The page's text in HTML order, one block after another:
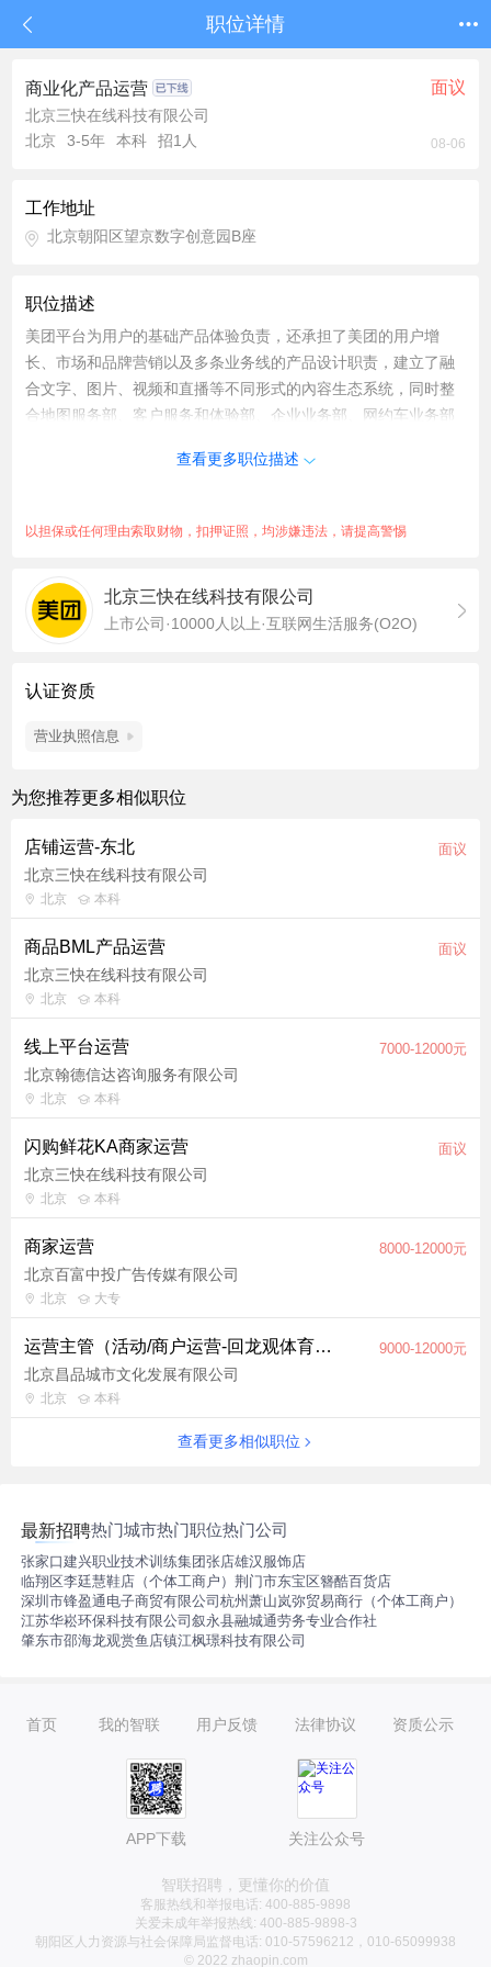
职位详情
商业化产品运营 面议
北京三快在线科技有限公司
北京
3-5年 本科 招1人 08-06
工作地址
北京朝阳区望京数字创意园B座
职位描述
美团平台为用户的基础产品体验负责，还承担了美团的用户增
长、市场和品牌营销以及多条业务线的产品设计职责，建立了融
合文字、图片、视频和直播等不同形式的內容生态系统，同时整
合地图服务部、客户服务和体验部、企业业务部、网约车业务部
手、司机和团长的服务体验。美团平台拥有高并发、多业务的复
对行业重点客户进行分层，提炼不同客群的差异化投放方法论，
驱动客户广告消耗提升。 3、推动竞价/合约类商业化产品的运营
据，设计推广激励政策促进商家开户与投放。 5、跟踪餐饮行业
及动态，结合市场变化及时调整运营策略，沉淀行业运营方法
2、具备扎实的数据分析能力，熟练使用SQL等工具，能独立完成
广告投放效果归因与策略优化。 3、逻辑清晰，执行力强，具备
有AI工具（如ChatGPT/Claude）辅助策略分析或运营自动化的实
践经验，能将重复性工作通过技术手段提效。 具备以下者优先 拥
有0→1商业模式构建经历者优先。 具备行业预算资源者优先。
岗位亮点 1、餐饮千亿级GMV，广告盘体量大、增长空间确定性
强。 2、商业化核心团队，直接参与广告产品从策略到售卖的全
链路，决策链路短、业务体感强。 3、鼓励用AI重塑运营流程，
团队对新工具新方法接受度高，适合想做方法论沉淀的人。
查看更多职位描述
以担保或任何理由索取财物，扣押证照，均涉嫌违法，请提高警惕
北京三快在线科技有限公司
上市公司·10000人以上·互联网生活服务(O2O)
认证资质
营业执照信息
为您推荐更多相似职位
店铺运营-东北 面议
北京三快在线科技有限公司
北京 本科
商品BML产品运营 面议
北京三快在线科技有限公司
北京 本科
线上平台运营 7000-12000元
北京翰德信达咨询服务有限公司
北京 本科
闪购鲜花KA商家运营 面议
北京三快在线科技有限公司
北京 本科
商家运营 8000-12000元
北京百富中投广告传媒有限公司
北京 大专
运营主管（活动/商户运营-回龙观体育文化公园） 9000-12000元
北京昌品城市文化发展有限公司
北京 本科
查看更多相似职位
最新招聘热门城市热门职位热门公司
张家口建兴职业技术训练集团张店雄汉服饰店
临翔区李廷慧鞋店（个体工商户）荆门市东宝区簪酷百货店
深圳市锋盈通电子商贸有限公司杭州萧山岚弥贸易商行（个体工商户）
江苏华崧环保科技有限公司叙永县融城通劳务专业合作社
肇东市邵海龙观赏鱼店镇江枫璟科技有限公司
首页 我的智联 用户反馈 法律协议 资质公示
APP下载 关注公众号
智联招聘，更懂你的价值
客服热线和举报电话: 400-885-9898
关爱未成年举报热线: 400-885-9898-3
朝阳区人力资源与社会保障局监督电话: 010-57596212，010-65099938
© 2022 zhaopin.com